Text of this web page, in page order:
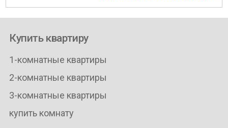
Купить квартиру
1-комнатные квартиры
2-комнатные квартиры
3-комнатные квартиры
купить комнату